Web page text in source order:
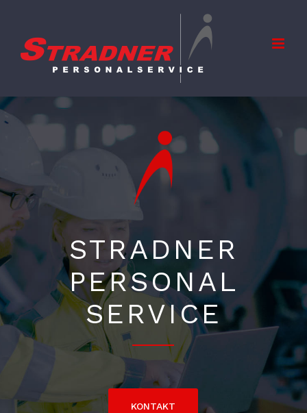
springen
STRADNER
PERSONAL
SERVICE
KONTAKT